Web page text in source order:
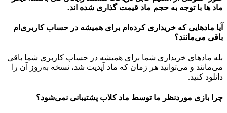
ماد ها با توجه به حجم ماد قیمت گذاری شده اند.
آیا مادهایی که خریداری کرده‌ام برای همیشه در حساب‌ کاربری‌ام
باقی می‌مانند؟
بله مادهای خریداری شما برای همیشه در حساب کاربری شما باقی
می‌مانند و می‌توانید هر زمان که ماد آپدیت شد، نسخه به‌روز آن را
دانلود کنید.
چرا بازی موردنظر ما توسط ماد کلاب پشتیبانی نمی‌شود؟